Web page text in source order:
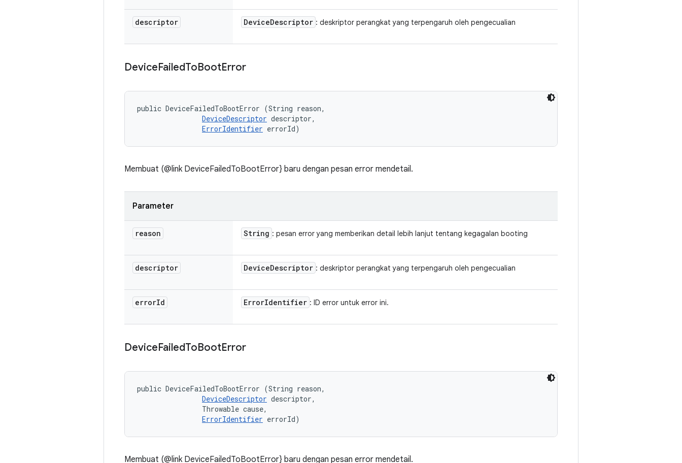
descriptor DeviceDescriptor : deskriptor perangkat yang terpengaruh oleh pengecualian
DeviceFailedToBootError
public DeviceFailedToBootError (String reason,
DeviceDescriptor descriptor,
ErrorIdentifier errorId)
Membuat (@link DeviceFailedToBootError} baru dengan pesan error mendetail.
Parameter
reason String : pesan error yang memberikan detail lebih lanjut tentang kegagalan booting
descriptor DeviceDescriptor : deskriptor perangkat yang terpengaruh oleh pengecualian
errorId ErrorIdentifier : ID error untuk error ini.
DeviceFailedToBootError
public DeviceFailedToBootError (String reason,
DeviceDescriptor descriptor,
                Throwable cause,
ErrorIdentifier errorId)
Membuat (@link DeviceFailedToBootError} baru dengan pesan error mendetail.